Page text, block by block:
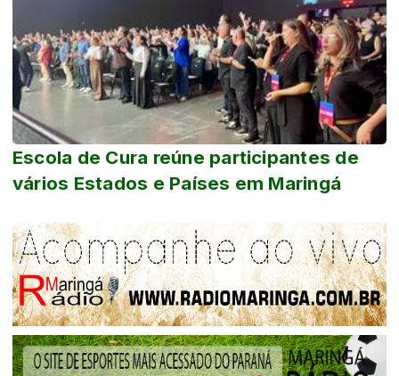
Escola de Cura reúne participantes de
vários Estados e Países em Maringá